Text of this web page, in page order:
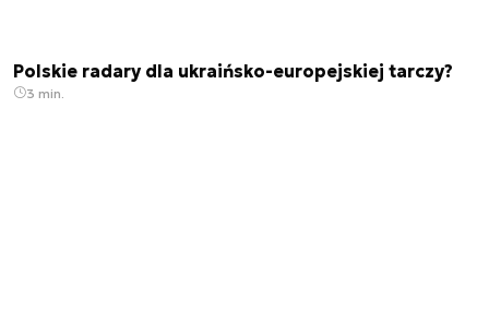
Polskie radary dla ukraińsko-europejskiej tarczy?
3 min.